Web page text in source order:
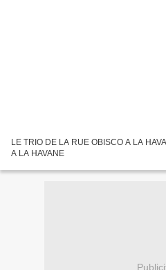
LE TRIO DE LA RUE OBISCO A LA
A LA HAVANE